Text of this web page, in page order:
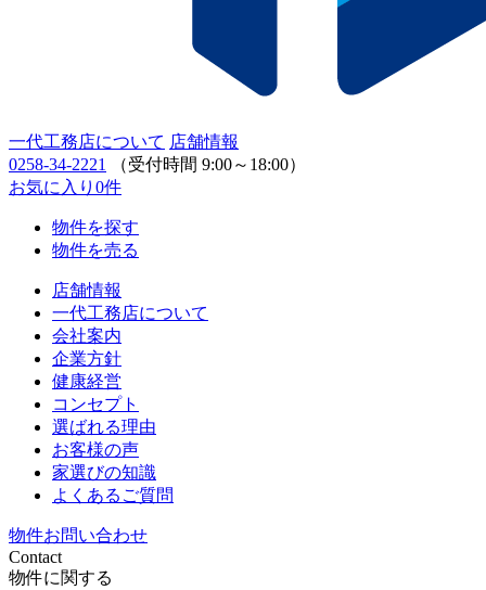
一代工務店について 店舗情報
0258-34-2221
（受付時間 9:00～18:00）
お気に入り 0件
物件を探す
物件を売る
店舗情報
一代工務店について
会社案内
企業方針
健康経営
コンセプト
選ばれる理由
お客様の声
家選びの知識
よくあるご質問
物件お問い合わせ
Contact
物件に関する